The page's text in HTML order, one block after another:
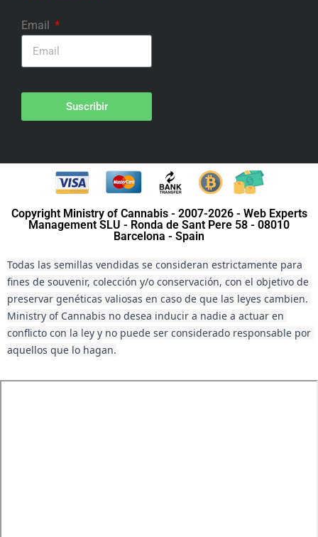
Email
Suscribir
Copyright Ministry of Cannabis - 2007-2026 - Web Experts
Management SLU - Ronda de Sant Pere 58 - 08010
Barcelona - Spain
Todas las semillas vendidas se consideran estrictamente para
fines de souvenir, colección y/o conservación, con el objetivo de
preservar genéticas valiosas en caso de que las leyes cambien.
Ministry of Cannabis no desea inducir a nadie a actuar en
conflicto con la ley y no puede ser considerado responsable por
aquellos que lo hagan.